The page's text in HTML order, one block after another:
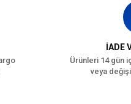
İADE
Ürünleri 14 gün
veya